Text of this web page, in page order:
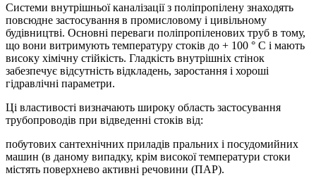
Системи внутрішньої каналізації з поліпропілену знаходять
повсюдне застосування в промисловому і цивільному
будівництві. Основні переваги поліпропіленових труб в тому,
що вони витримують температуру стоків до + 100 ° C і мають
високу хімічну стійкість. Гладкість внутрішніх стінок
забезпечує відсутність відкладень, заростання і хороші
гідравлічні параметри.
Ці властивості визначають широку область застосування
трубопроводів при відведенні стоків від:
побутових сантехнічних приладів пральних і посудомийних
машин (в даному випадку, крім високої температури стоки
містять поверхнево активні речовини (ПАР).